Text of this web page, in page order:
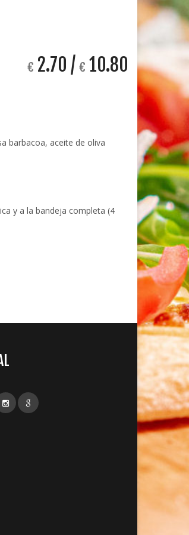
€ 2.70 / € 10.80
barbacoa, aceite de oliva
y a la bandeja completa (4